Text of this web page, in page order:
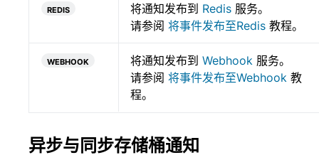
redis 将通知发布到 Redis 服务。
请参阅 将事件发布至Redis 教程。
webhook 将通知发布到 Webhook 服务。
请参阅 将事件发布至Webhook 教
程。
异步与同步存储桶通知